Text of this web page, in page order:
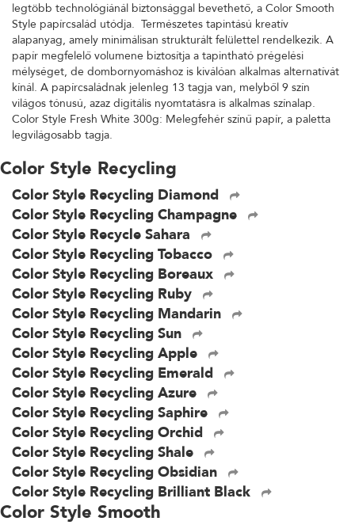
legtöbb technológiánál biztonsággal bevethető, a Color Smooth
Style papírcsalád utódja. Természetes tapintású kreatív
alapanyag, amely minimálisan strukturált felülettel rendelkezik. A
papír megfelelő volumene biztosítja a tapintható prégelési
mélységet, de dombornyomáshoz is kiválóan alkalmas alternatívát
kínál. A papírcsaládnak jelenleg 13 tagja van, melyből 9 szín
világos tónusú, azaz digitális nyomtatásra is alkalmas színalap.
Color Style Fresh White 300g: Melegfehér színű papír, a paletta
legvilágosabb tagja.
Color Style Recycling
Color Style Recycling Diamond
Color Style Recycling Champagne
Color Style Recycle Sahara
Color Style Recycling Tobacco
Color Style Recycling Boreaux
Color Style Recycling Ruby
Color Style Recycling Mandarin
Color Style Recycling Sun
Color Style Recycling Apple
Color Style Recycling Emerald
Color Style Recycling Azure
Color Style Recycling Saphire
Color Style Recycling Orchid
Color Style Recycling Shale
Color Style Recycling Obsidian
Color Style Recycling Brilliant Black
Color Style Smooth